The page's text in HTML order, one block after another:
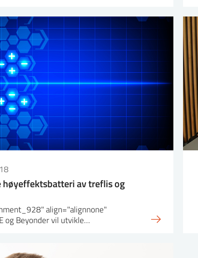
høyeffektsbatteri av treflis og
align="alignnone"
og Beyonder vil utvikle…